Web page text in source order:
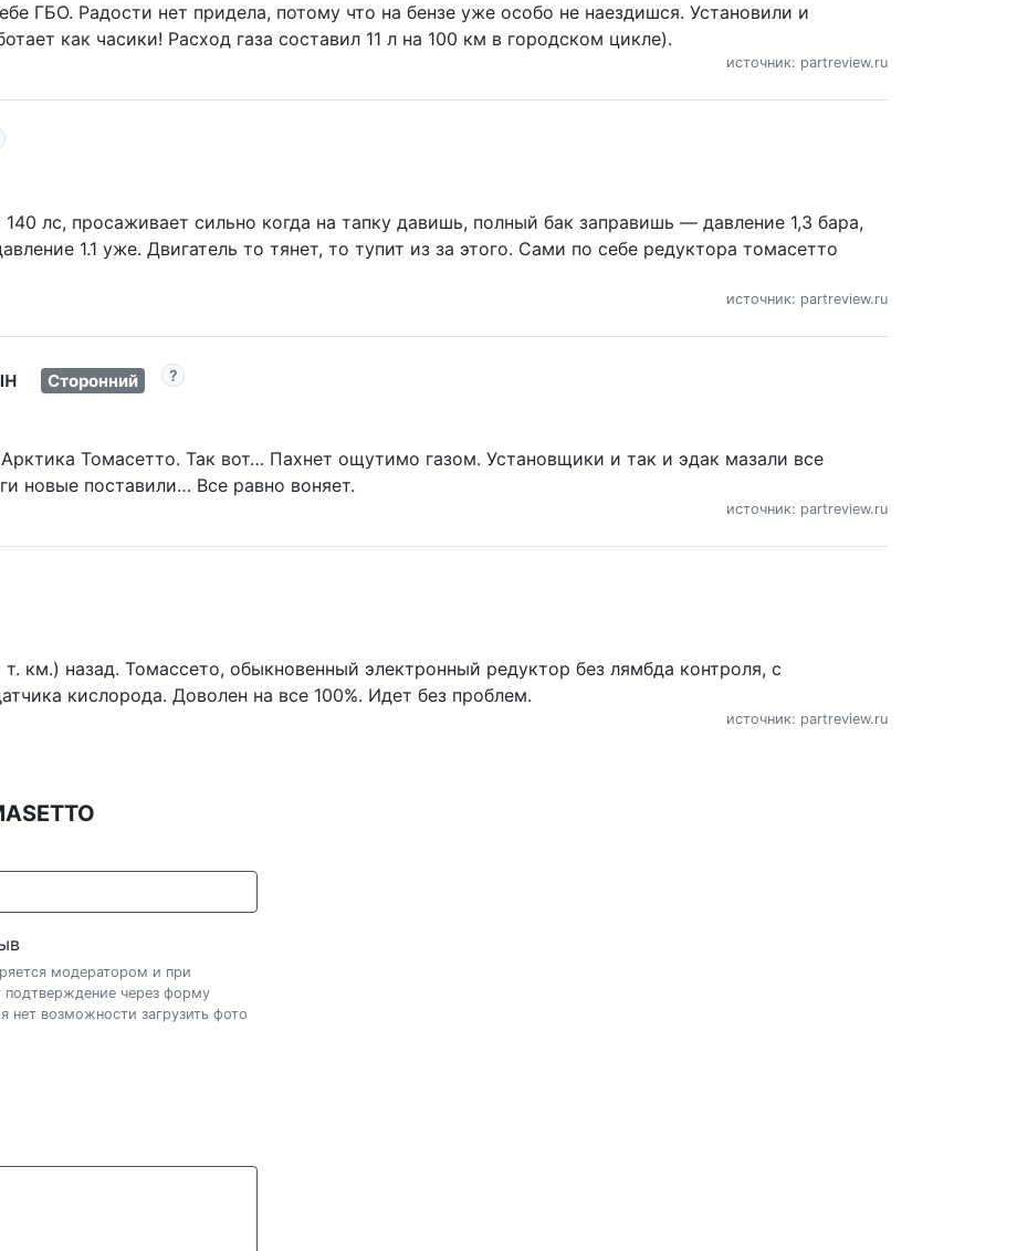
ГБО. Радости нет придела, потому что на бензе уже особо не наездишся. Установили и
как часики! Расход газа составил 11 л на 100 км в городском цикле).
источник: partreview.ru
лс, просаживает сильно когда на тапку давишь, полный бак заправишь — давление 1,3 бара,
1.1 уже. Двигатель то тянет, то тупит из за этого. Сами по себе редуктора томасетто
источник: partreview.ru
Сторонний
Томасетто. Так вот… Пахнет ощутимо газом. Установщики и так и эдак мазали все
новые поставили… Все равно воняет.
источник: partreview.ru
км.) назад. Томассето, обыкновенный электронный редуктор без лямбда контроля, с
кислорода. Доволен на все 100%. Идет без проблем.
источник: partreview.ru
модератором и при
подтверждение через форму
нет возможности загрузить фото